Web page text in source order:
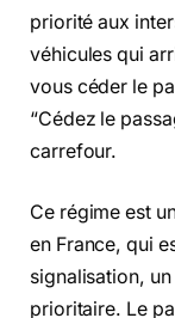
priorité aux
véhicules qui
vous céder le
“Cédez le
carrefour.
Ce régime est
en France, qui
signalisation,
prioritaire. Le